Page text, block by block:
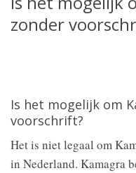
zonder
Is het mogelijk om
voorschrift?
Het is niet legaal om
in Nederland. Kamagra